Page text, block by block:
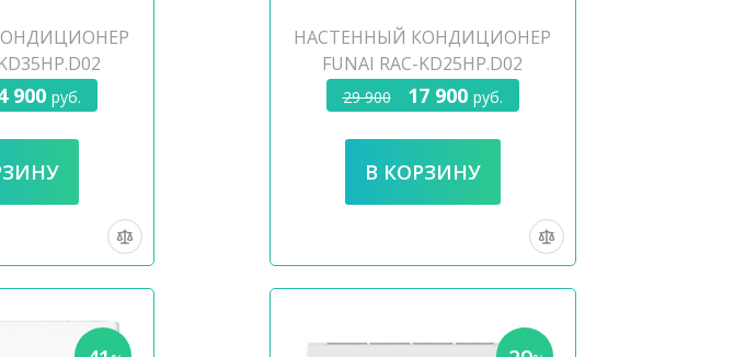
900 руб.
НАСТЕННЫЙ КОНДИЦИОНЕР
FUNAI RAC-KD25HP.D02
29 900 17 900 руб.